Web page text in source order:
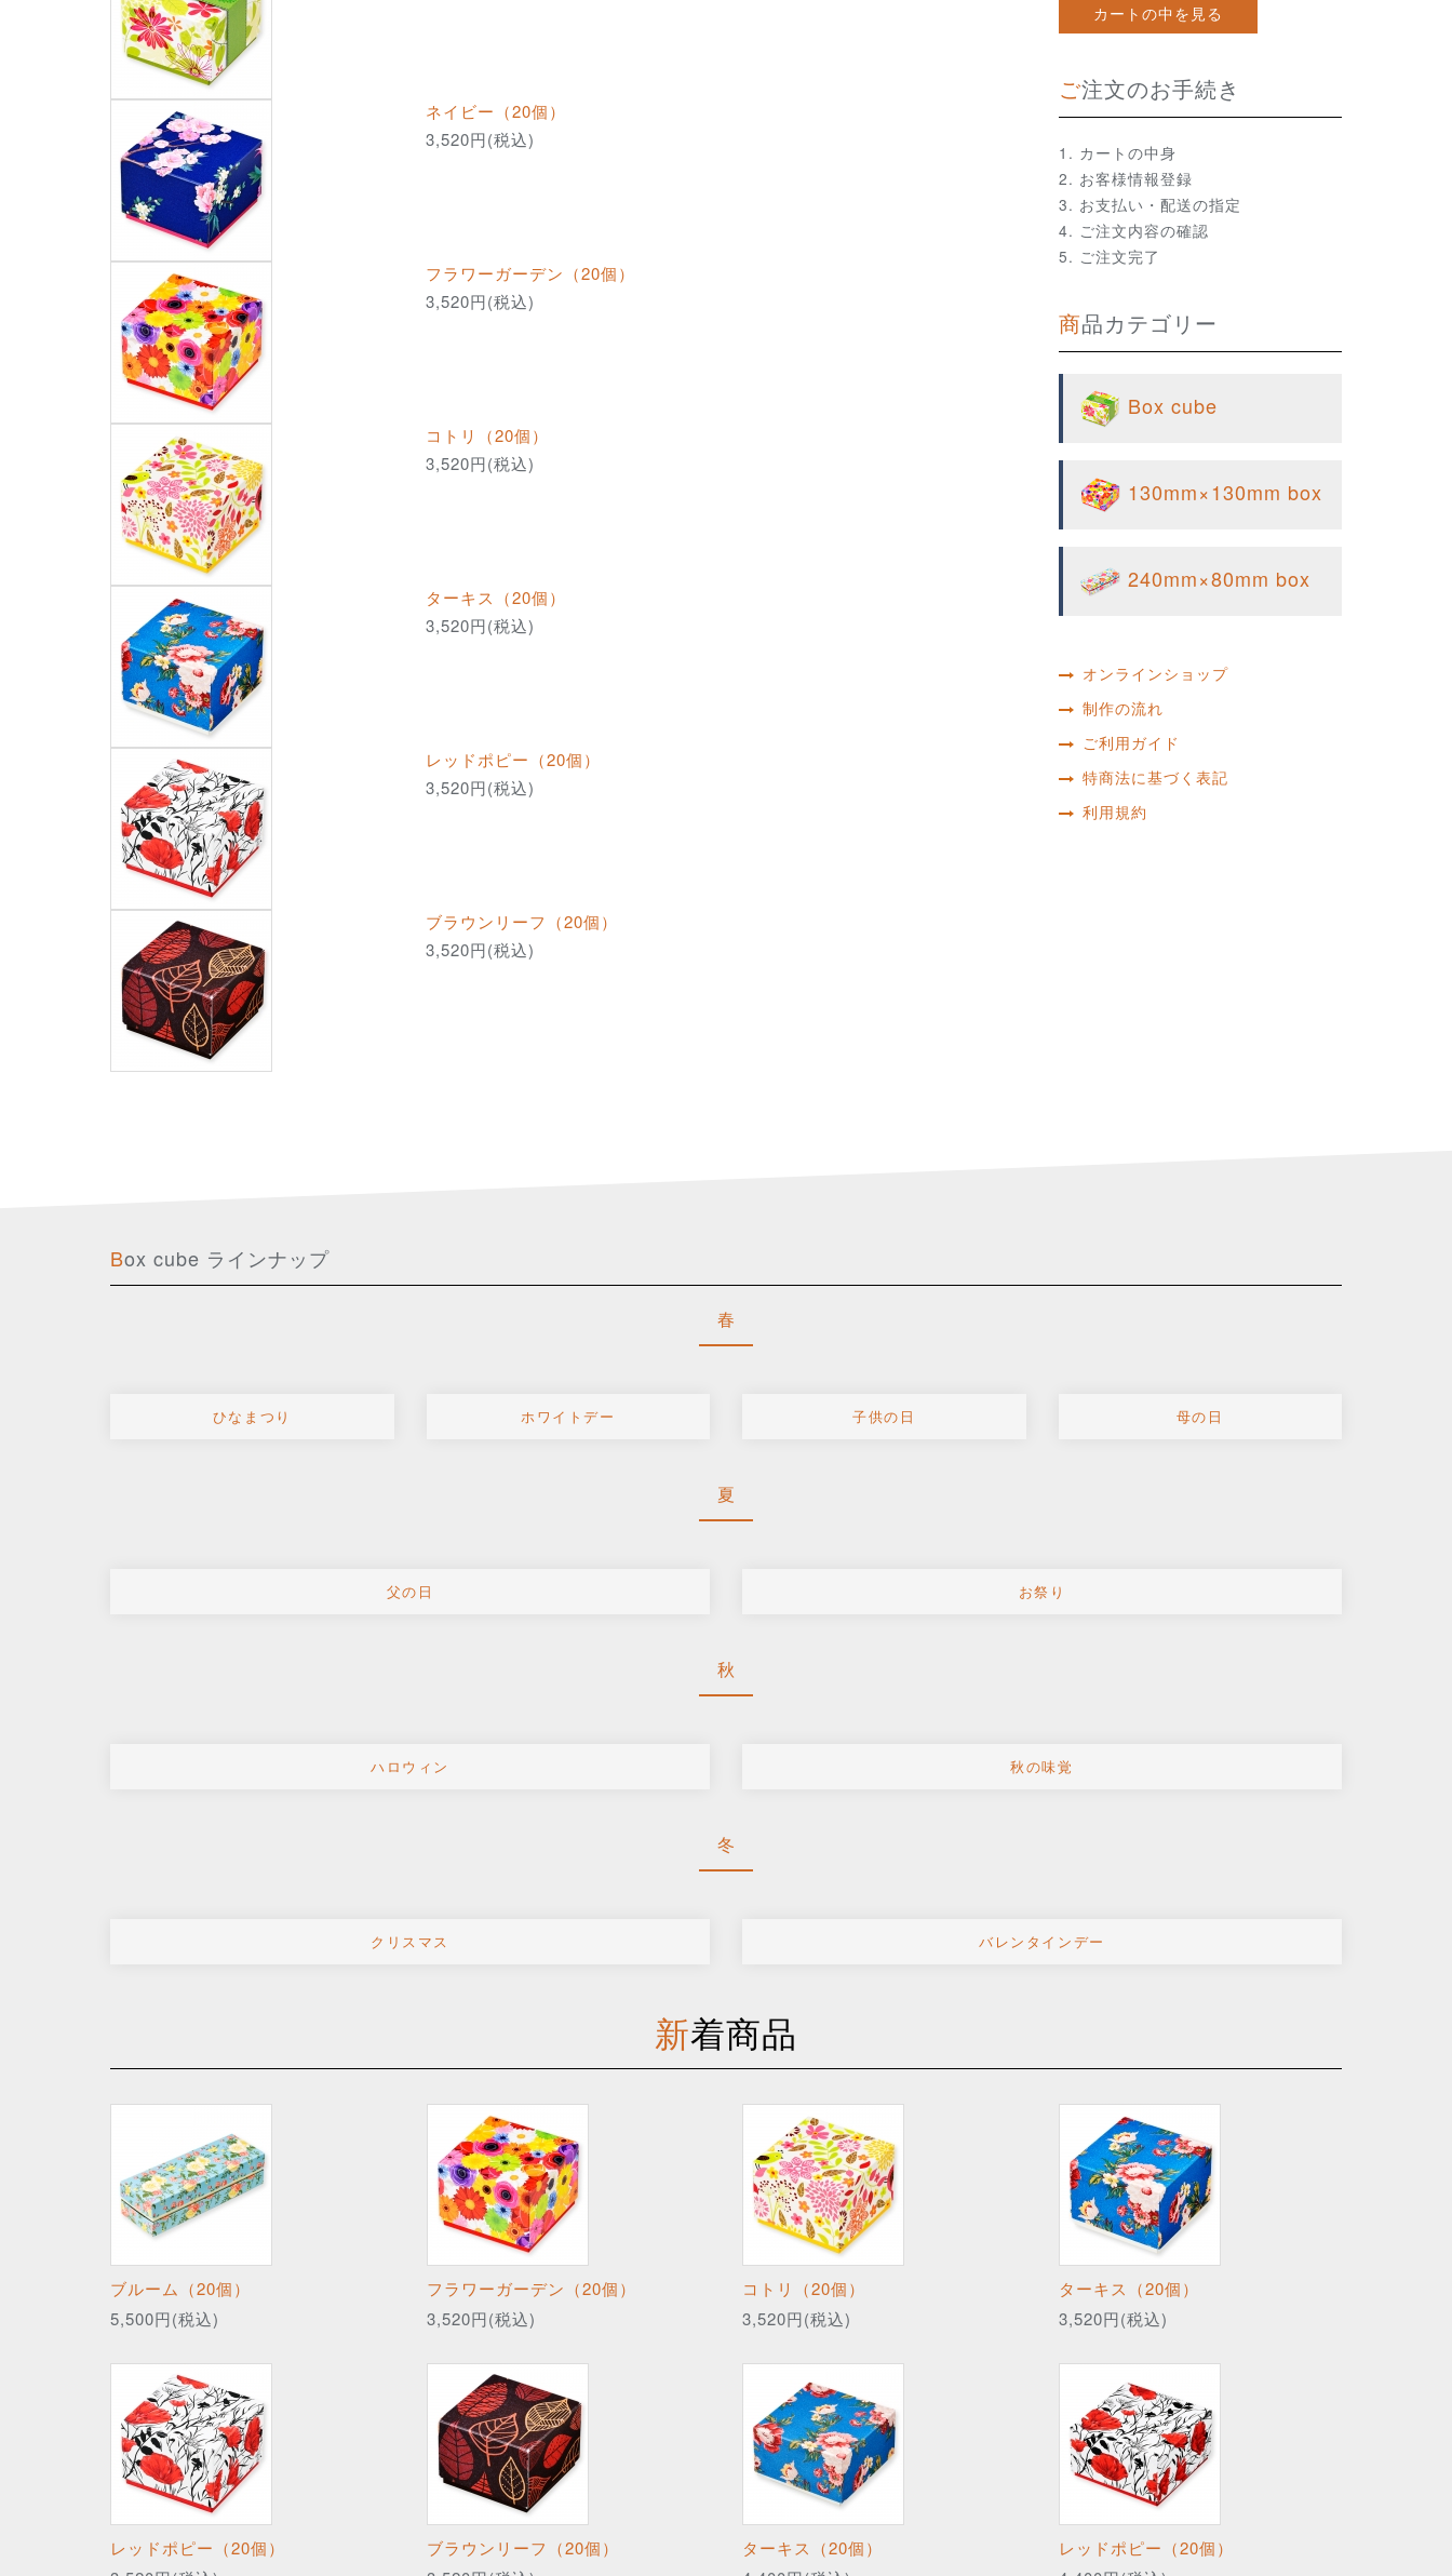
ネイビー（20個）
3,520円(税込)
フラワーガーデン（20個）
3,520円(税込)
コトリ（20個）
3,520円(税込)
ターキス（20個）
3,520円(税込)
レッドポピー（20個）
3,520円(税込)
ブラウンリーフ（20個）
3,520円(税込)
カートの中を見る
ご注文のお手続き
カートの中身
お客様情報登録
お支払い・配送の指定
ご注文内容の確認
ご注文完了
商品カテゴリー
Box cube
130mm×130mm box
240mm×80mm box
オンラインショップ
制作の流れ
ご利用ガイド
特商法に基づく表記
利用規約
Box cube ラインナップ
春
ひなまつり ホワイトデー 子供の日 母の日
夏
父の日 お祭り
秋
ハロウィン 秋の味覚
冬
クリスマス バレンタインデー
新着商品
ブルーム（20個）
5,500円(税込)
フラワーガーデン（20個）
3,520円(税込)
コトリ（20個）
3,520円(税込)
ターキス（20個）
3,520円(税込)
レッドポピー（20個）
ブラウンリーフ（20個）
ターキス（20個）
レッドポピー（20個）